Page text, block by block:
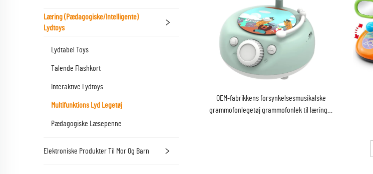
Læring (Pædagogiske/Intelligente)
Lydtoys
Lydtabel Toys
Talende Flashkort
Interaktive Lydtoys
Multifunktions Lyd Legetøj
Pædagogiske Læsepenne
Elektroniske Produkter Til Mor Og Barn
OEM-fabrikkens forsynkelsesmusikalske
grammofonlegetøj grammofonlek til lærings-